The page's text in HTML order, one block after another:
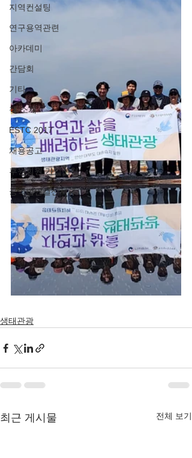
지역컨설팅
연구용역관련
아카데미
간담회
기타
책 소개
ESTC 2017
채용공고
후원회원 가입신청
공익법인결산서류
생태관광
최근 게시물 전체 보기